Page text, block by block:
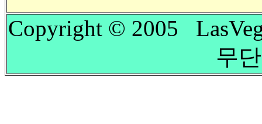
Copyright © 2005
무